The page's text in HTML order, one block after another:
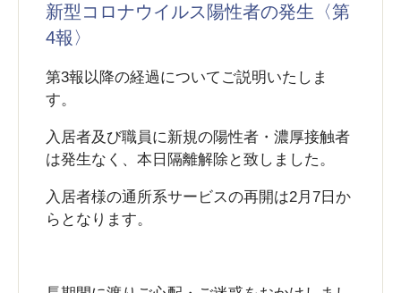
新型コロナウイルス陽性者の発生〈第
4報〉
第3報以降の経過についてご説明いたしま
す。
入居者及び職員に新規の陽性者・濃厚接触者
は発生なく、本日隔離解除と致しました。
入居者様の通所系サービスの再開は2月7日か
らとなります。